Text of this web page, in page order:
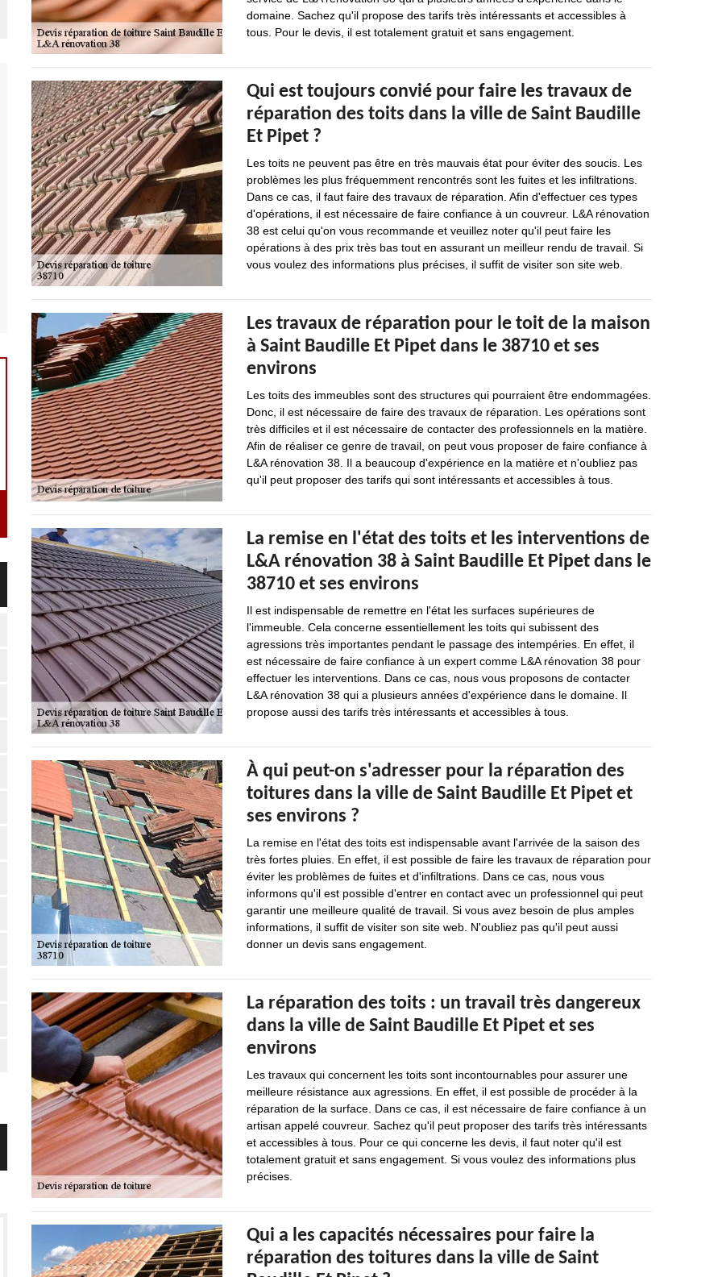
domaine. Sachez qu'il propose des tarifs très intéressants et accessibles à
tous. Pour le devis, il est totalement gratuit et sans engagement.
Qui est toujours convié pour faire les travaux de
réparation des toits dans la ville de Saint Baudille
Et Pipet ?
Les toits ne peuvent pas être en très mauvais état pour éviter des soucis. Les
problèmes les plus fréquemment rencontrés sont les fuites et les infiltrations.
Dans ce cas, il faut faire des travaux de réparation. Afin d'effectuer ces types
d'opérations, il est nécessaire de faire confiance à un couvreur. L&A rénovation
38 est celui qu'on vous recommande et veuillez noter qu'il peut faire les
opérations à des prix très bas tout en assurant un meilleur rendu de travail. Si
vous voulez des informations plus précises, il suffit de visiter son site web.
Les travaux de réparation pour le toit de la maison
à Saint Baudille Et Pipet dans le 38710 et ses
environs
Les toits des immeubles sont des structures qui pourraient être endommagées.
Donc, il est nécessaire de faire des travaux de réparation. Les opérations sont
très difficiles et il est nécessaire de contacter des professionnels en la matière.
Afin de réaliser ce genre de travail, on peut vous proposer de faire confiance à
L&A rénovation 38. Il a beaucoup d'expérience en la matière et n'oubliez pas
qu'il peut proposer des tarifs qui sont intéressants et accessibles à tous.
La remise en l'état des toits et les interventions de
L&A rénovation 38 à Saint Baudille Et Pipet dans le
38710 et ses environs
Il est indispensable de remettre en l'état les surfaces supérieures de
l'immeuble. Cela concerne essentiellement les toits qui subissent des
agressions très importantes pendant le passage des intempéries. En effet, il
est nécessaire de faire confiance à un expert comme L&A rénovation 38 pour
effectuer les interventions. Dans ce cas, nous vous proposons de contacter
L&A rénovation 38 qui a plusieurs années d'expérience dans le domaine. Il
propose aussi des tarifs très intéressants et accessibles à tous.
À qui peut-on s'adresser pour la réparation des
toitures dans la ville de Saint Baudille Et Pipet et
ses environs ?
La remise en l'état des toits est indispensable avant l'arrivée de la saison des
très fortes pluies. En effet, il est possible de faire les travaux de réparation pour
éviter les problèmes de fuites et d'infiltrations. Dans ce cas, nous vous
informons qu'il est possible d'entrer en contact avec un professionnel qui peut
garantir une meilleure qualité de travail. Si vous avez besoin de plus amples
informations, il suffit de visiter son site web. N'oubliez pas qu'il peut aussi
donner un devis sans engagement.
La réparation des toits : un travail très dangereux
dans la ville de Saint Baudille Et Pipet et ses
environs
Les travaux qui concernent les toits sont incontournables pour assurer une
meilleure résistance aux agressions. En effet, il est possible de procéder à la
réparation de la surface. Dans ce cas, il est nécessaire de faire confiance à un
artisan appelé couvreur. Sachez qu'il peut proposer des tarifs très intéressants
et accessibles à tous. Pour ce qui concerne les devis, il faut noter qu'il est
totalement gratuit et sans engagement. Si vous voulez des informations plus
précises.
Qui a les capacités nécessaires pour faire la
réparation des toitures dans la ville de Saint